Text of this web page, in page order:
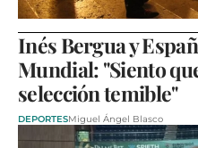
Inés Bergua y
Mundial: "Siento
selección temible"
DEPORTESMiguel Ángel Blasco